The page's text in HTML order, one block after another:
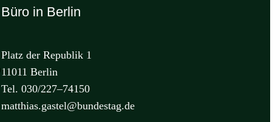
Büro in Berlin
Platz der Republik 1
11011 Berlin
Tel. 030/227–74150
matthias.gastel@bundestag.de